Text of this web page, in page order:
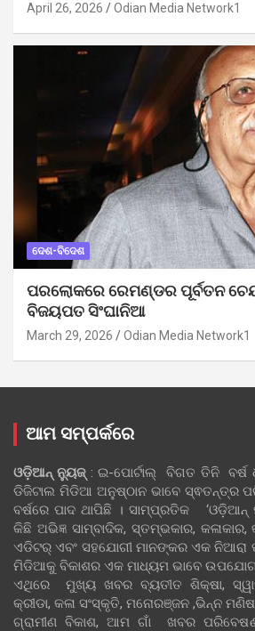
April 26, 2026 Odian Media Network1
ଦେଶ-ବିଦେଶ
ପରଲୋକରେ ରେମଣ୍ଡର ପୂର୍ବତନ
ବିଜୟପତ ସିଂଘାନିଆ
March 29, 2026 Odian Media Network1
ଆମ ସମ୍ପର୍କରେ
ଓଡ଼ିଆନ୍‍ ନ୍ୟୁଜ୍‍: ଇ-ପୋର୍ଟାଲ୍ ବିଗତ ତିନି ବର୍ଷ
ଡିଜିଟାଲ ମିଡିଆ ଅନୁଷ୍ଠାନ ଭାବେ ସ୍ଵତନ୍ତ୍ର
ବର୍ଷରେ ପାଦ ଥାପିଛି । ସାମ୍ପ୍ରତିକ ‘ଓଡ଼ିଆନ୍‍
କିଛି ଅଭିଜ୍ଞ ସାମ୍ବାଦିକ, ସ୍ତମ୍ଭକାର,
ଏଡିଟର୍ ଏବଂ ସହଯୋଗୀ ମାନଙ୍କର ଏକ ନିଆରା
ମିଡିଆକୁ ବିକାଶର ଏକ ମାଧ୍ୟମ ଭାବେ ଉପଯୋଗ
ଏଥିରେ ମୁଖ୍ୟ ଖବର ବ୍ୟତୀତ ଶିକ୍ଷା,
କ୍ରୀଡା, କଳା ସଂସ୍କୃତି, ମନୋରଞ୍ଜନ ,ଭିନ୍ନ ମଣିଷ,
ଗ୍ରାମୀଣ ବିକାଶ, ଆମ ଗାଁ ଖବର